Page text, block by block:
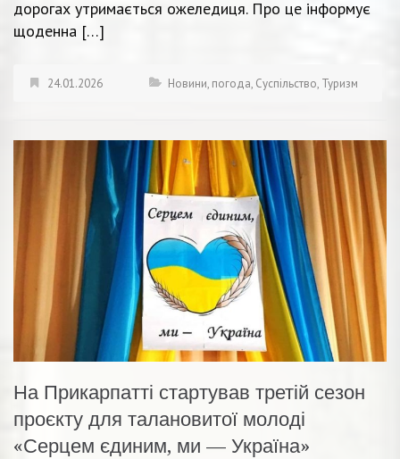
дорогах утримається ожеледиця. Про це інформує
щоденна […]
24.01.2026 Новини, погода, Суспільство, Туризм
На Прикарпатті стартував третій сезон
проєкту для талановитої молоді
«Серцем єдиним, ми — Україна»